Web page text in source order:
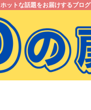
ホットな話題をお届けするブログ